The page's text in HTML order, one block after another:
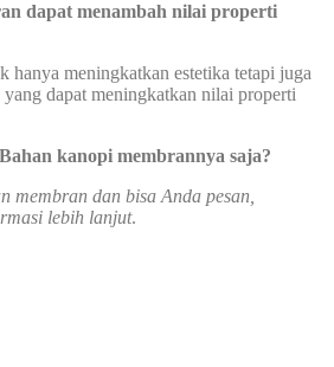
dapat menambah nilai properti
hanya meningkatkan estetika tetapi juga
dapat meningkatkan nilai properti
kanopi membrannya saja?
membran dan bisa Anda pesan,
lebih lanjut.